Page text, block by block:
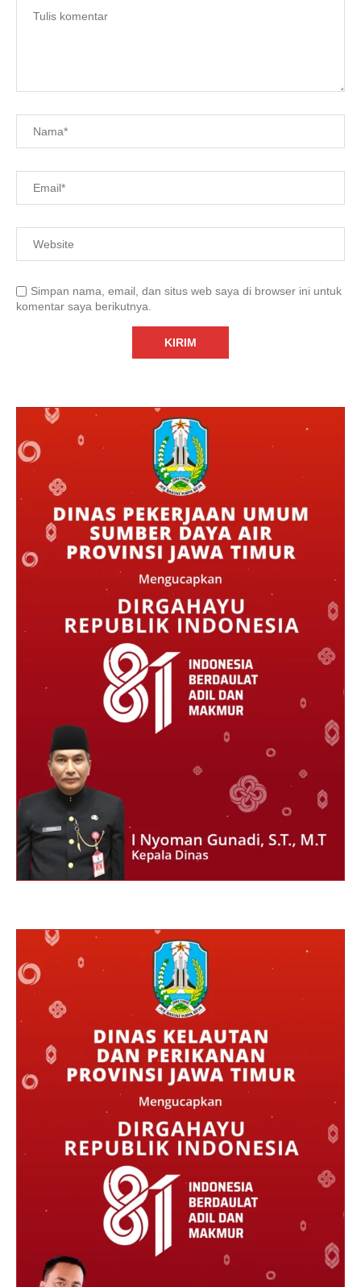
Simpan nama, email, dan situs web saya di browser ini untuk
komentar saya berikutnya.